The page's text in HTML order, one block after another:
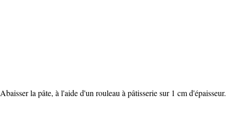
Abaisser la pâte, à l'aide d'un rouleau à pâtisserie sur 1 cm d'épaisseur.